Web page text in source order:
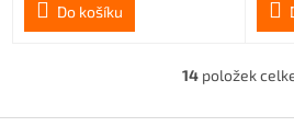
Do košíku
O
l
14položek